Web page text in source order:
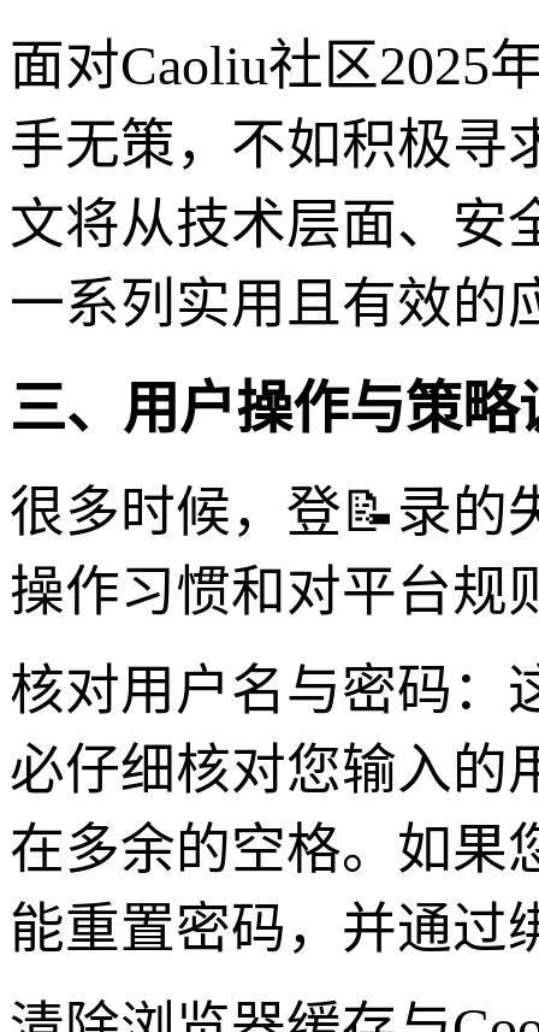
面对Caoliu社区2025
手无策，不如积极寻
文将从技术层面、安
一系列实用且有效的
三、用户操作与策
很多时候，登📝录的
操作习惯和对平台规
核对用户名与密码：
必仔细核对您输入的
在多余的空格。如果
能重置密码，并通过